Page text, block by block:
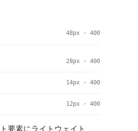
48px · 400
28px · 400
14px · 400
12px · 400
要素にライトウェイト